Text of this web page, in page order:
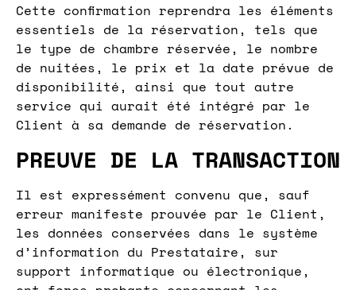
Cette confirmation reprendra les éléments
essentiels de la réservation, tels que
le type de chambre réservée, le nombre
de nuitées, le prix et la date prévue de
disponibilité, ainsi que tout autre
service qui aurait été intégré par le
Client à sa demande de réservation.
PREUVE DE LA TRANSACTION
Il est expressément convenu que, sauf
erreur manifeste prouvée par le Client,
les données conservées dans le système
d’information du Prestataire, sur
support informatique ou électronique,